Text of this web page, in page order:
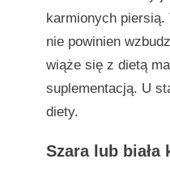
karmionych piersią.
nie powinien
wiąże się z dietą
suplementacją. U
diety.
Szara lub biała